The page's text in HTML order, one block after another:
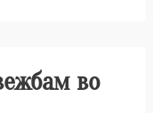
во